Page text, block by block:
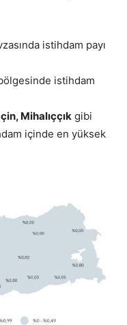
istihdam payı
istihdam
Mihalıççık gibi
içinde en yüksek